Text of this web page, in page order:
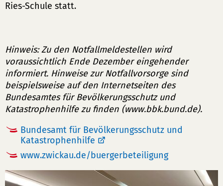
Ries-Schule statt.
Hinweis: Zu den Notfallmeldestellen wird
voraussichtlich Ende Dezember eingehender
informiert. Hinweise zur Notfallvorsorge sind
beispielsweise auf den Internetseiten des
Bundesamtes für Bevölkerungsschutz und
Katastrophenhilfe zu finden (www.bbk.bund.de).
Bundesamt für Bevölkerungsschutz und
Katastrophenhilfe
www.zwickau.de/buergerbeteiligung